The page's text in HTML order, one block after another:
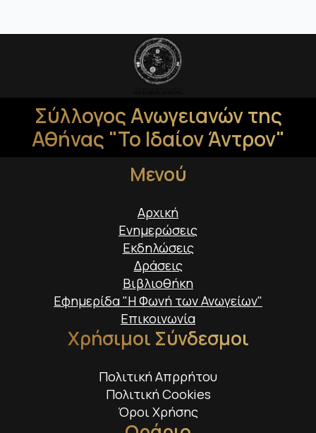
Σύλλογος Ανωγειανών της
Αθήνας "Το Ιδαίον Άντρον"
Μενού
Αρχική
Ενημερώσεις
Εκδηλώσεις
Δράσεις
Βιβλιοθήκη
Εφημερίδα "Η Φωνή των Ανωγείων"
Επικοινωνία
Χρήσιμοι Σύνδεσμοι
Πολιτική Απρρήτου
Πολιτική Cookies
Όροι Χρήσης